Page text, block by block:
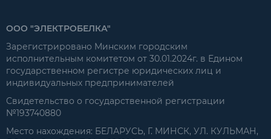
ООО "ЭЛЕКТРОБЕЛКА"
Зарегистрировано Минским городским
исполнительным комитетом от 30.01.2024г. в Едином
государственном регистре юридических лиц и
индивидуальных предпринимателей
Свидетельство о государственной регистрации
№193740880
Место нахождения: БЕЛАРУСЬ, Г. МИНСК, УЛ. КУЛЬМАН,